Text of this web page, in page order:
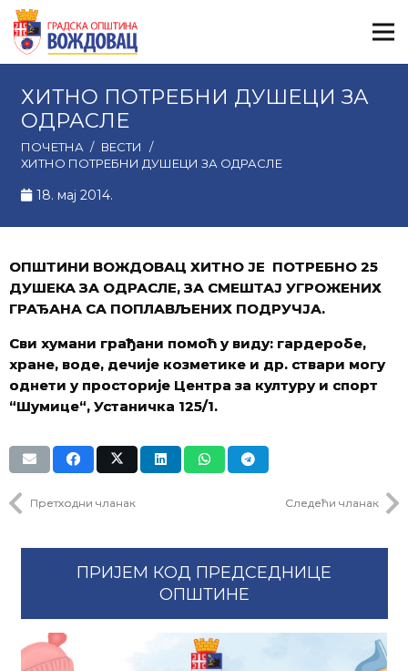
ХИТНО ПОТРЕБНИ ДУШЕЦИ ЗА
ОДРАСЛЕ
ПОЧЕТНА / ВЕСТИ
/
ХИТНО ПОТРЕБНИ ДУШЕЦИ ЗА ОДРАСЛЕ
18. мај 2014.
ОПШТИНИ ВОЖДОВАЦ ХИТНО ЈЕ ПОТРЕБНО 25
ДУШЕКА ЗА ОДРАСЛЕ, ЗА СМЕШТАЈ УГРОЖЕНИХ
ГРАЂАНА СА ПОПЛАВЉЕНИХ ПОДРУЧЈА.
Сви хумани грађани помоћ у виду: гардеробе,
хране, воде, дечије козметике и др. ствари могу
однети у просторије Центра за културу и спорт
“Шумице“, Устаничка 125/1.
Претходни чланак Следећи чланак
ПРИЈЕМ КОД ПРЕДСЕДНИЦЕ
ОПШТИНЕ